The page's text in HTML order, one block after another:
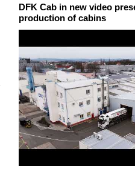
DFK Cab in new video
production of cabins